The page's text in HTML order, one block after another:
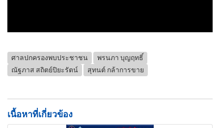
ศาลปกครองพบประชาชน
พรนภา บุญฤทธิ์
ณัฐภาส สถิตย์ปิยะรัตน์
สุทนต์ กล้าการขาย
เนื้อหาที่เกี่ยวข้อง